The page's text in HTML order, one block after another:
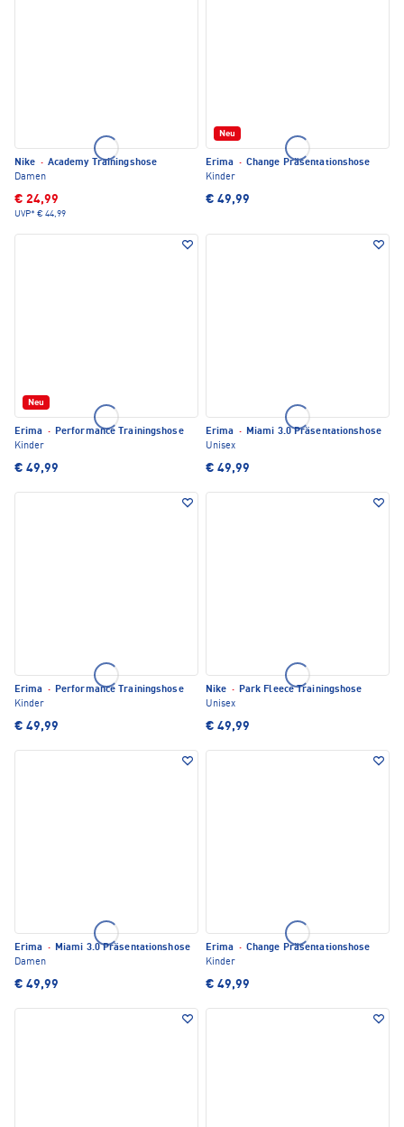
Nike · Academy Trainingshose
Damen
€ 24,99
UVP* € 44,99
Neu
Erima · Change Präsentationshose
Kinder
€ 49,99
Neu
Erima · Performance Trainingshose
Kinder
€ 49,99
Erima · Miami 3.0 Präsentationshose
Unisex
€ 49,99
Erima · Performance Trainingshose
Kinder
€ 49,99
Nike · Park Fleece Trainingshose
Unisex
€ 49,99
Erima · Miami 3.0 Präsentationshose
Damen
€ 49,99
Erima · Change Präsentationshose
Kinder
€ 49,99